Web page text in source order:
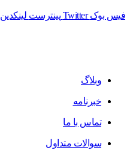
فیس بوک Twitter پینترست لینکدین
وبلاگ
خبرنامه
تماس با ما
سوالات متداول